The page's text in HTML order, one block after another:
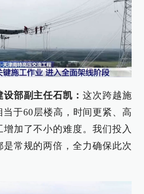
设部副主任石凯：这次跨越施
于60层楼高，时间更紧、高
增加了不小的难度。我们投入
是常规的两倍，全力确保此次